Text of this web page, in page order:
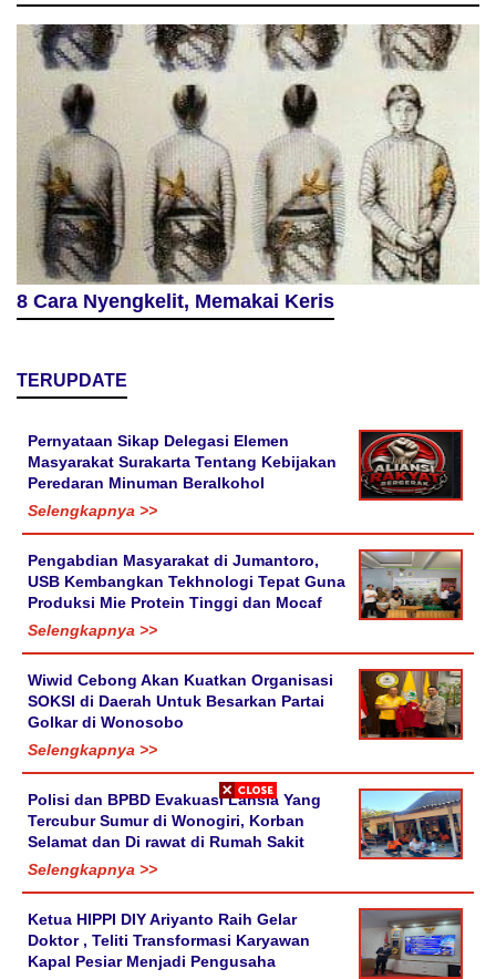
8 Cara Nyengkelit, Memakai Keris
TERUPDATE
Pernyataan Sikap Delegasi Elemen
Masyarakat Surakarta Tentang Kebijakan
Peredaran Minuman Beralkohol
Selengkapnya >>
Pengabdian Masyarakat di Jumantoro,
USB Kembangkan Tekhnologi Tepat Guna
Produksi Mie Protein Tinggi dan Mocaf
Selengkapnya >>
Wiwid Cebong Akan Kuatkan Organisasi
SOKSI di Daerah Untuk Besarkan Partai
Golkar di Wonosobo
Selengkapnya >>
Polisi dan BPBD Evakuasi Lansia Yang
Tercubur Sumur di Wonogiri, Korban
Selamat dan Di rawat di Rumah Sakit
Selengkapnya >>
Ketua HIPPI DIY Ariyanto Raih Gelar
Doktor , Teliti Transformasi Karyawan
Kapal Pesiar Menjadi Pengusaha